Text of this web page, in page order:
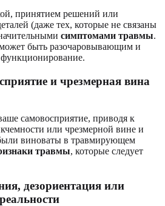
принятием решений или
(даже тех, которые не связаны
симптомами травмы.
быть разочаровывающим и
и чрезмерная вина
самовосприятие, приводя к
или чрезмерной вине и
виноваты в травмирующем
травмы, которые следует
дезориентация или